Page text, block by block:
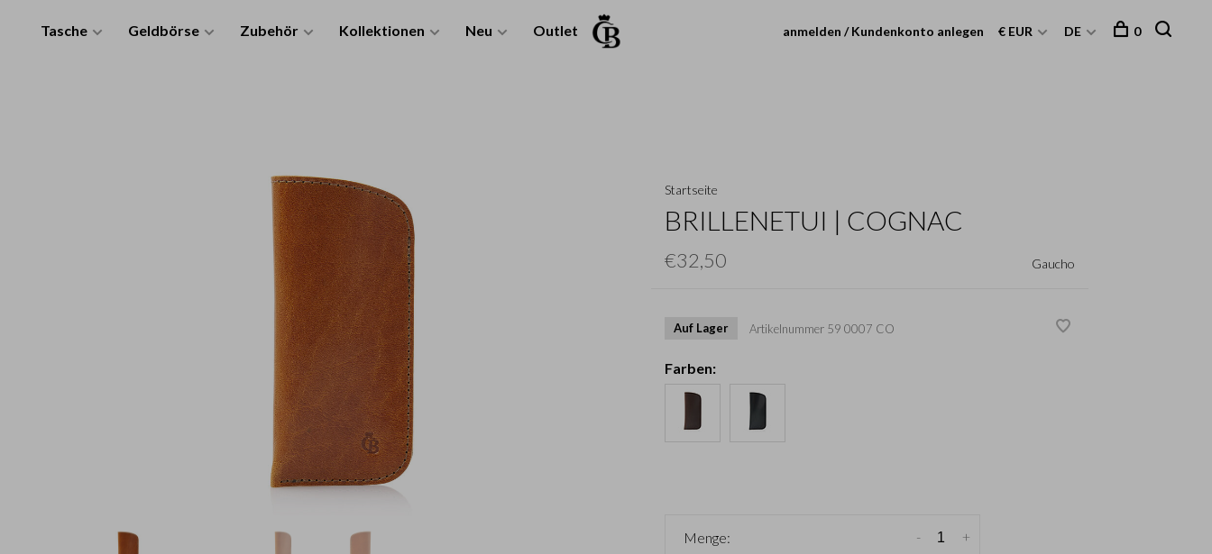
Tasche Geldbörse Zubehör Kollektionen Neu Outlet anmelden / Kundenkonto anlegen € EUR DE 0
Startseite
BRILLENETUI | COGNAC
€32,50 Gaucho
Auf Lager Artikelnummer 59 0007 CO
Farben:
Menge: +
-